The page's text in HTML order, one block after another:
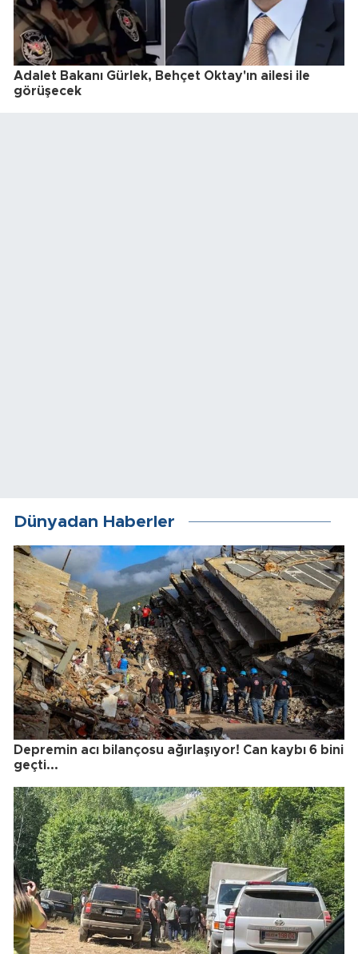
Adalet Bakanı Gürlek, Behçet Oktay'ın ailesi ile
görüşecek
Dünyadan Haberler
Depremin acı bilançosu ağırlaşıyor! Can kaybı 6 bini
geçti...